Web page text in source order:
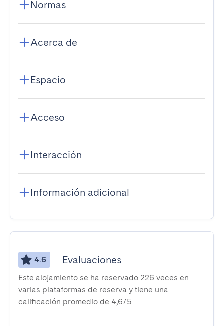
Normas
Acerca de
Espacio
Acceso
Interacción
Información adicional
4.6 Evaluaciones
Este alojamiento se ha reservado 226 veces en
varias plataformas de reserva y tiene una
calificación promedio de 4,6/5